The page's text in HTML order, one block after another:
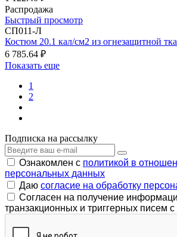
Распродажа
Быстрый просмотр
СП011-Л
Костюм 20.1 кал/см2 из огнезащитной
6 785.64 ₽
Показать еще
1
2
Подписка на рассылку
Ознакомлен с политикой в
персональных данных
Даю согласие на обработку
Согласен на получение
транзакционных и триггерных писем с